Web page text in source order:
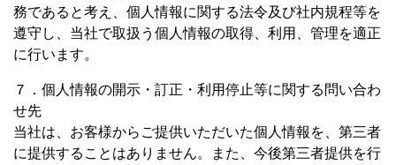
務であると考え、個人情報に関する法令及び社内規程等を
遵守し、当社で取扱う個人情報の取得、利用、管理を適正
に行います。
７．個人情報の開示・訂正・利用停止等に関する問い合わ
せ先
当社は、お客様からご提供いただいた個人情報を、第三者
に提供することはありません。また、今後第三者提供を行